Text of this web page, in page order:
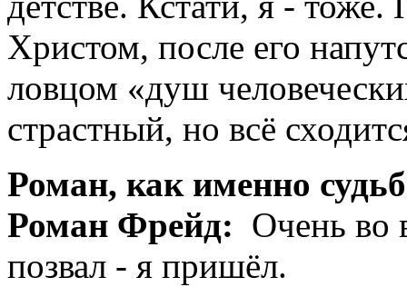
Христом, после его
ловцом «душ
страстный, но всё
Роман, как именно
Роман Фрейд: Очень во
позвал - я пришёл.